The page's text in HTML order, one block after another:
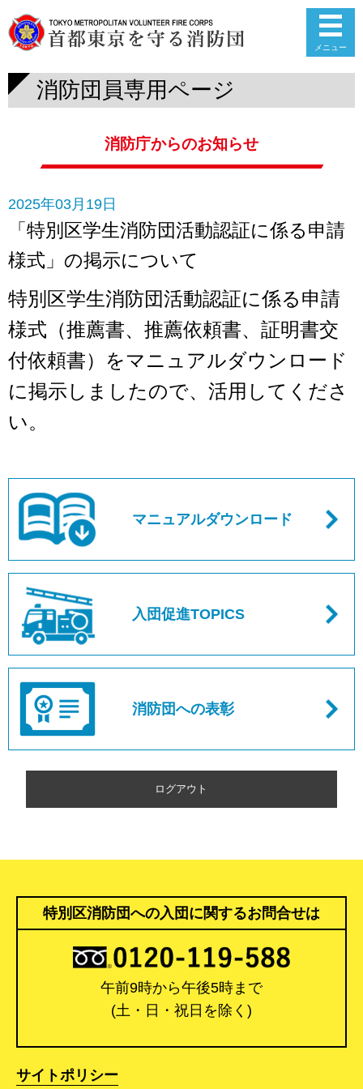
メニュー
消防団員専用ページ
消防庁からのお知らせ
2025年03月19日
「特別区学生消防団活動認証に係る申請
様式」の掲示について
特別区学生消防団活動認証に係る申請
様式（推薦書、推薦依頼書、証明書交
付依頼書）をマニュアルダウンロード
に掲示しましたので、活用してくださ
い。
マニュアルダウンロード
入団促進TOPICS
消防団への表彰
ログアウト
特別区消防団への入団に関するお問合せは
午前9時から午後5時まで
(土・日・祝日を除く)
サイトポリシー